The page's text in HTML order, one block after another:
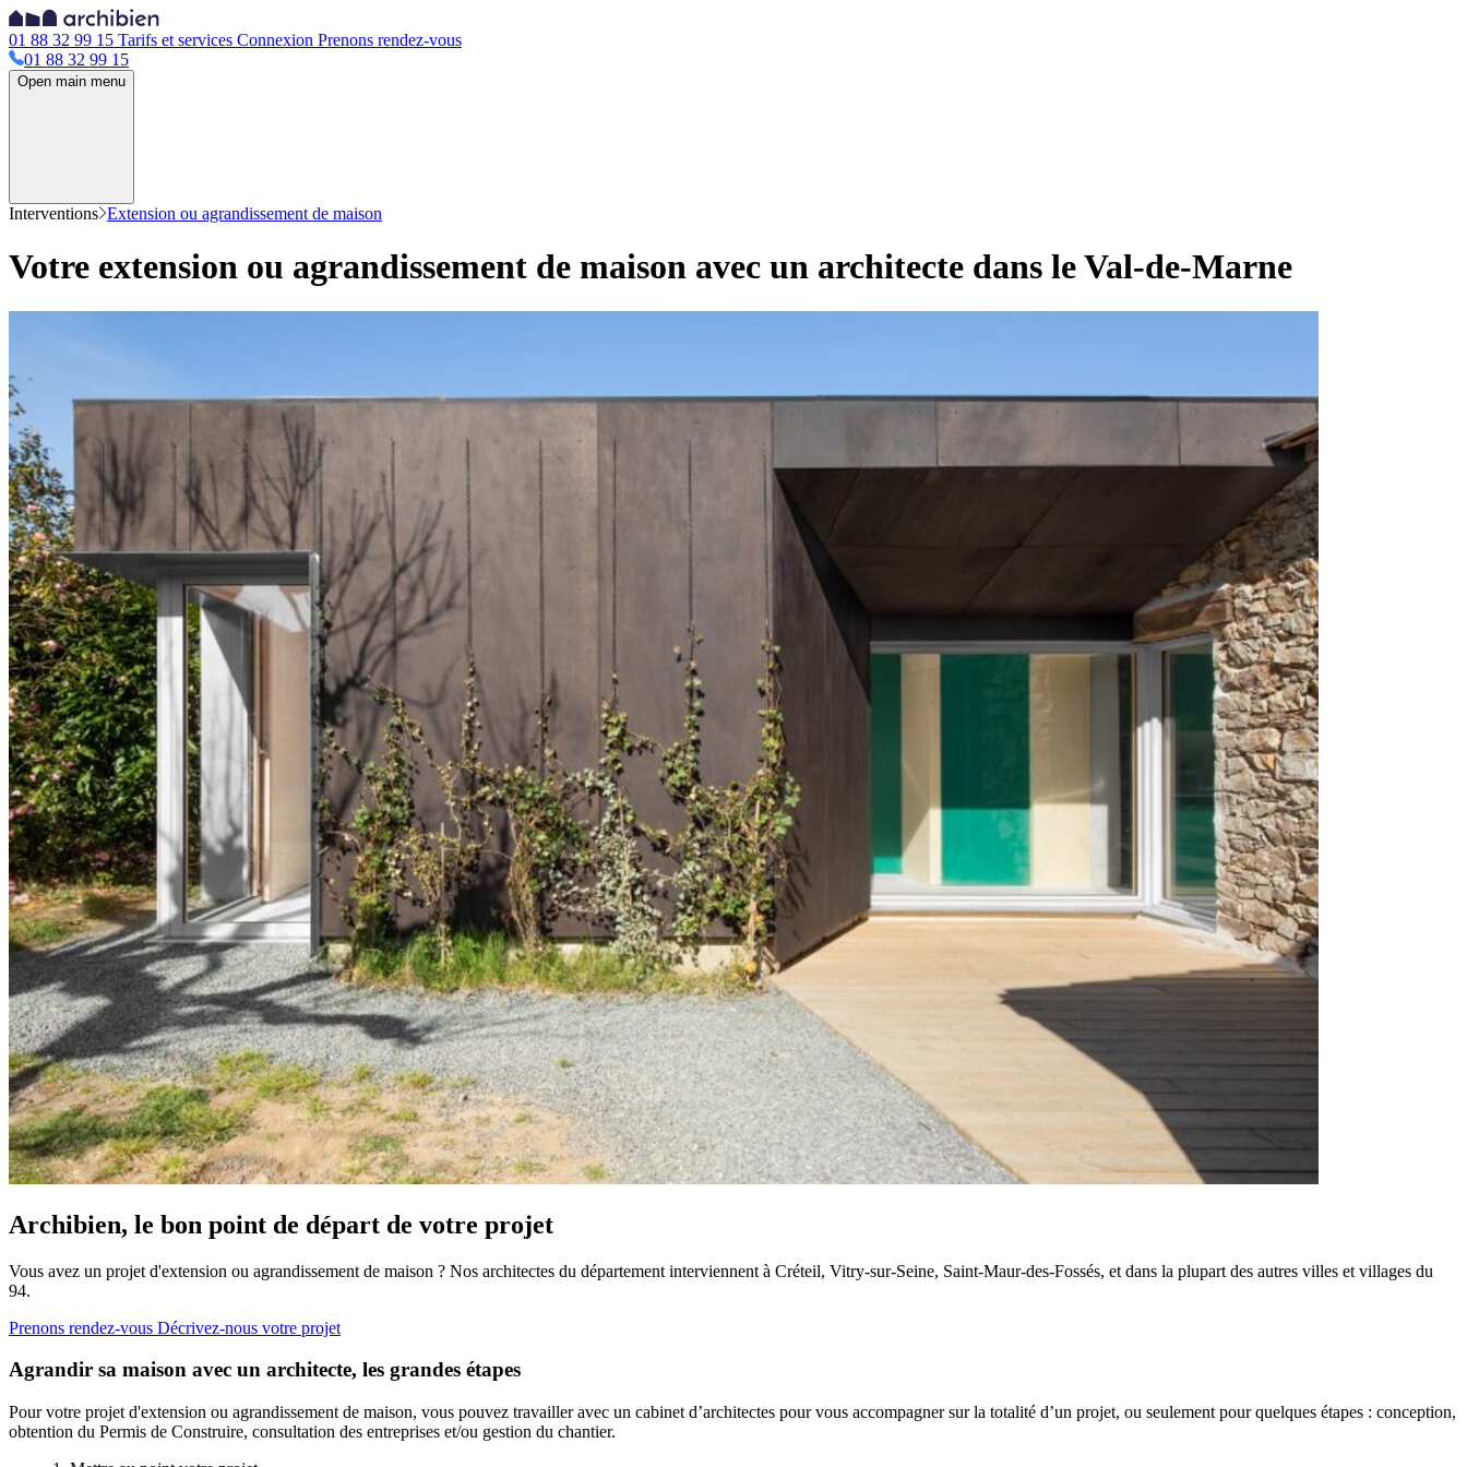
01 88 32 99 15 Tarifs et services Connexion Prenons rendez-vous
01 88 32 99 15
Open main menu
Interventions Extension ou agrandissement de maison
Votre extension ou agrandissement de maison avec un architecte dans le Val-de-Marne
Archibien, le bon point de départ de votre projet
Vous avez un projet d'extension ou agrandissement de maison ? Nos architectes du département interviennent à Créteil, Vitry-sur-Seine, Saint-Maur-des-Fossés, et dans la plupart des autres villes et villages du
94.
Prenons rendez-vous Décrivez-nous votre projet
Agrandir sa maison avec un architecte, les grandes étapes
Pour votre projet d'extension ou agrandissement de maison, vous pouvez travailler avec un cabinet d’architectes pour vous accompagner sur la totalité d’un projet, ou seulement pour quelques étapes : conception,
obtention du Permis de Construire, consultation des entreprises et/ou gestion du chantier.